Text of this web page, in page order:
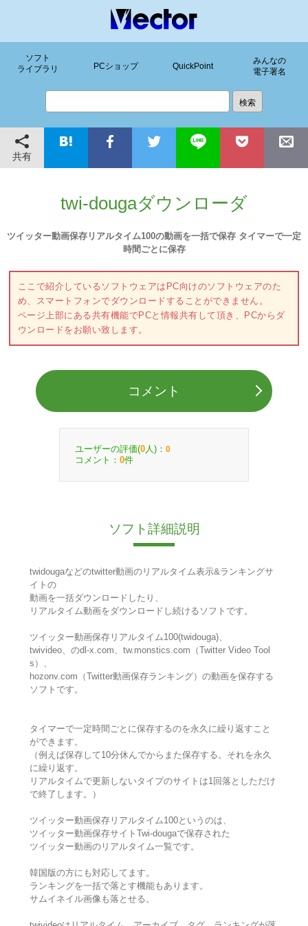
ソフト
ライブラリ
PCショップ QuickPoint
みんなの
電子署名
共有
twi-dougaダウンローダ
ツイッター動画保存リアルタイム100の動画を一括で保存 タイマーで一定
時間ごとに保存
ここで紹介しているソフトウェアはPC向けのソフトウェアのた
め、スマートフォンでダウンロードすることができません。
ページ上部にある共有機能でPCと情報共有して頂き、PCからダ
ウンロードをお願い致します。
コメント
ユーザーの評価(0 人)： 0
コメント： 0件
ソフト詳細説明
twidougaなどのtwitter動画のリアルタイム表示&ランキングサ
イトの
動画を一括ダウンロードしたり、
リアルタイム動画をダウンロードし続けるソフトです。
ツイッター動画保存リアルタイム100(twidouga)、
twivideo、のdl-x.com、tw.monstics.com（Twitter Video Tool
s）、
hozonv.com（Twitter動画保存ランキング）の動画を保存する
ソフトです。
タイマーで一定時間ごとに保存するのを永久に繰り返すこと
ができます。
（例えば保存して10分休んでからまた保存する。それを永久
に繰り返す。
リアルタイムで更新しないタイプのサイトは1回落としただけ
で終了します。）
ツイッター動画保存リアルタイム100というのは、
ツイッター動画保存サイトTwi-dougaで保存された
ツイッター動画のリアルタイム一覧です。
韓国版の方にも対応してます。
ランキングを一括で落とす機能もあります。
サムイネイル画像も落とせる。